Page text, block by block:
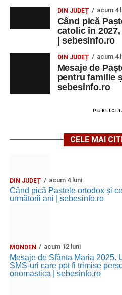
DIN JUDEȚ acum 4
Când pică
catolic în
| sebesinfo.ro
DIN JUDEȚ acum 4
Mesaje de
pentru familie
sebesinfo.ro
CELE MAI
DIN JUDEȚ acum 4 luni
Când pică Paștele ortodox și
următorii ani | sebesinfo.ro
MONDEN acum 12 luni
Mesaje de Sfânta Maria 2025.
SMS-uri care pot fi trimise
onomastica | sebesinfo.ro